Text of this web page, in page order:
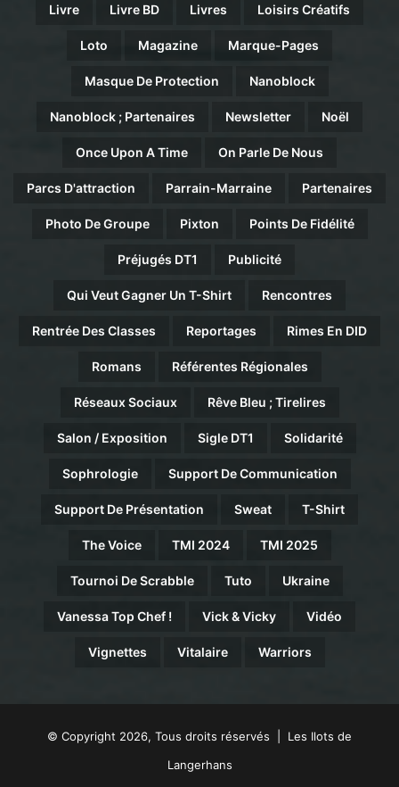
Livre Livre BD Livres Loisirs Créatifs
Loto Magazine Marque-Pages
Masque De Protection Nanoblock
Nanoblock ; Partenaires Newsletter Noël
Once Upon A Time On Parle De Nous
Parcs D'attraction Parrain-Marraine Partenaires
Photo De Groupe Pixton Points De Fidélité
Préjugés DT1 Publicité
Qui Veut Gagner Un T-Shirt Rencontres
Rentrée Des Classes Reportages Rimes En DID
Romans Référentes Régionales
Réseaux Sociaux Rêve Bleu ; Tirelires
Salon / Exposition Sigle DT1 Solidarité
Sophrologie Support De Communication
Support De Présentation Sweat T-Shirt
The Voice TMI 2024 TMI 2025
Tournoi De Scrabble Tuto Ukraine
Vanessa Top Chef ! Vick & Vicky Vidéo
Vignettes Vitalaire Warriors
© Copyright 2026, Tous droits réservés | Les Ilots de
Langerhans